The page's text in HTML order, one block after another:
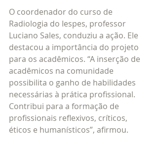
O coordenador do curso de
Radiologia do Iespes, professor
Luciano Sales, conduziu a ação. Ele
destacou a importância do projeto
para os acadêmicos. “A inserção de
acadêmicos na comunidade
possibilita o ganho de habilidades
necessárias à prática profissional.
Contribui para a formação de
profissionais reflexivos, críticos,
éticos e humanísticos”, afirmou.